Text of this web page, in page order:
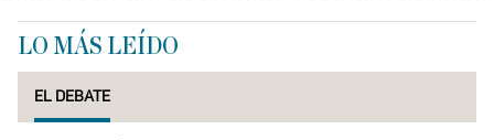
LO MÁS LEÍDO
EL DEBATE